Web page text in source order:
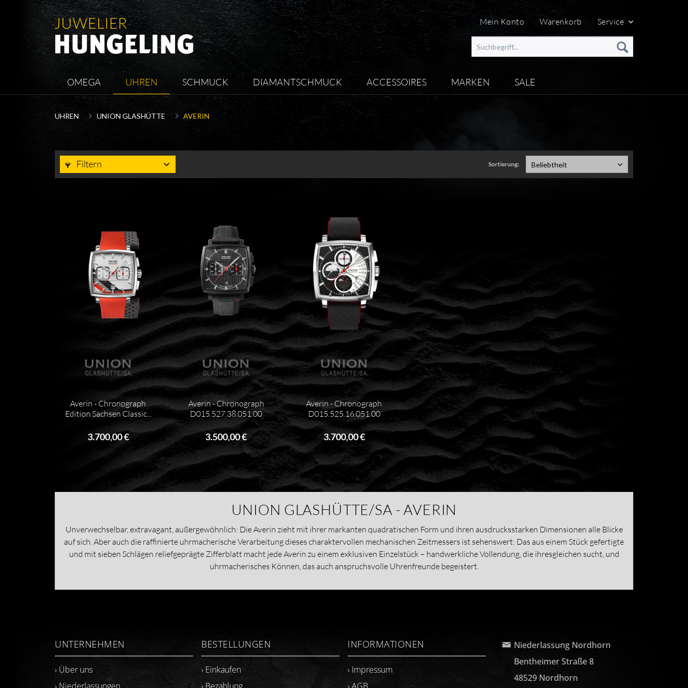
Mein Konto Warenkorb Service
OMEGA UHREN SCHMUCK DIAMANTSCHMUCK ACCESSOIRES MARKEN SALE
UHREN UNION GLASHÜTTE AVERIN
Filtern Sortierung: Beliebtheit
Averin - Chronograph
Edition Sachsen Classic...
3.700,00 €
Averin - Chronograph
D015.527.38.051.00
3.500,00 €
Averin - Chronograph
D015.525.16.051.00
3.700,00 €
UNION GLASHÜTTE/SA - AVERIN
Unverwechselbar, extravagant, außergewöhnlich: Die Averin zieht mit ihrer markanten quadratischen Form und ihren ausdrucksstarken Dimensionen alle Blicke
auf sich. Aber auch die raffinierte uhrmacherische Verarbeitung dieses charaktervollen mechanischen Zeitmessers ist sehenswert: Das aus einem Stück gefertigte
und mit sieben Schlägen reliefgeprägte Zifferblatt macht jede Averin zu einem exklusiven Einzelstück – handwerkliche Vollendung, die ihresgleichen sucht, und
uhrmacherisches Können, das auch anspruchsvolle Uhrenfreunde begeistert.
UNTERNEHMEN
› Über uns
BESTELLUNGEN
› Einkaufen
INFORMATIONEN
› Impressum
Niederlassung Nordhorn
Bentheimer Straße 8
48529 Nordhorn